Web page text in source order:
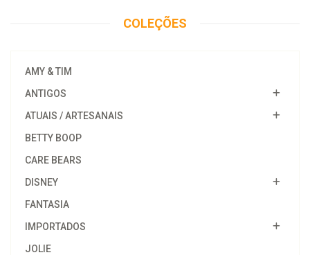
COLEÇÕES
AMY & TIM
ANTIGOS
ATUAIS / ARTESANAIS
BETTY BOOP
CARE BEARS
DISNEY
FANTASIA
IMPORTADOS
JOLIE